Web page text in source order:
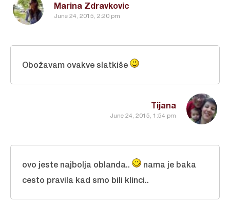
Marina Zdravkovic
June 24, 2015, 2:20 pm
Tijana
June 24, 2015, 1:54 pm
Obožavam ovakve slatkiše
ovo jeste najbolja oblanda..
nama je baka
cesto pravila kad smo bili klinci..